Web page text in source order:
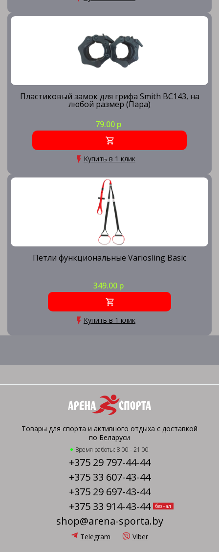
Пластиковый замок для грифа Smith BC143, на
любой размер (Пара)
79.00 р
Купить в 1 клик
Петли функциональные Variosling Basic
349.00 р
Купить в 1 клик
Товары для спорта и активного отдыха с доставкой
по Беларуси
Время работы: 8.00 - 21.00
+375 29 797-44-44
+375 33 607-43-44
+375 29 697-43-44
+375 33 914-43-44
безнал
shop@arena-sporta.by
Telegram Viber